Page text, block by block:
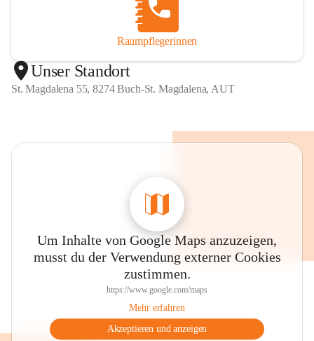
Raumpflegerinnen
Unser Standort
St. Magdalena 55, 8274 Buch-St. Magdalena, AUT
Um Inhalte von Google Maps anzuzeigen,
musst du der Verwendung externer Cookies
zustimmen.
https://www.google.com/maps
Mehr erfahren
Akzeptieren und anzeigen